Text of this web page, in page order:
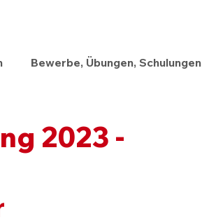
Bewerbe, Übungen, Schulungen
2023 -